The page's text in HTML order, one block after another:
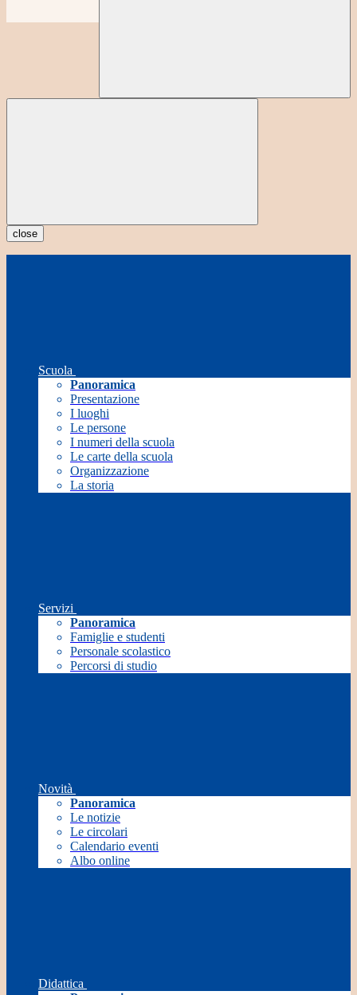
close
Scuola
Panoramica
Presentazione
I luoghi
Le persone
I numeri della scuola
Le carte della scuola
Organizzazione
La storia
Servizi
Panoramica
Famiglie e studenti
Personale scolastico
Percorsi di studio
Novità
Panoramica
Le notizie
Le circolari
Calendario eventi
Albo online
Didattica